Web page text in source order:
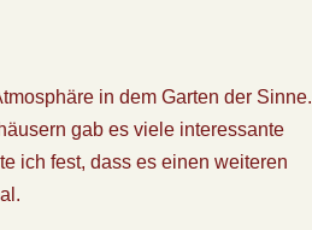
in dem Garten der Sinne.
gab es viele interessante
ich fest, dass es einen weiteren